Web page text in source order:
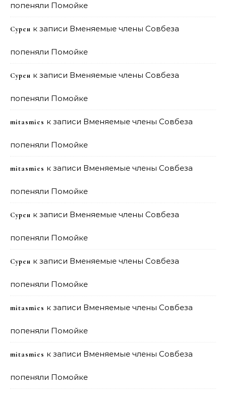
попеняли Помойке
Сурен к записи Вменяемые члены Совбеза
попеняли Помойке
Сурен к записи Вменяемые члены Совбеза
попеняли Помойке
mitasmies к записи Вменяемые члены Совбеза
попеняли Помойке
mitasmies к записи Вменяемые члены Совбеза
попеняли Помойке
Сурен к записи Вменяемые члены Совбеза
попеняли Помойке
Сурен к записи Вменяемые члены Совбеза
попеняли Помойке
mitasmies к записи Вменяемые члены Совбеза
попеняли Помойке
mitasmies к записи Вменяемые члены Совбеза
попеняли Помойке